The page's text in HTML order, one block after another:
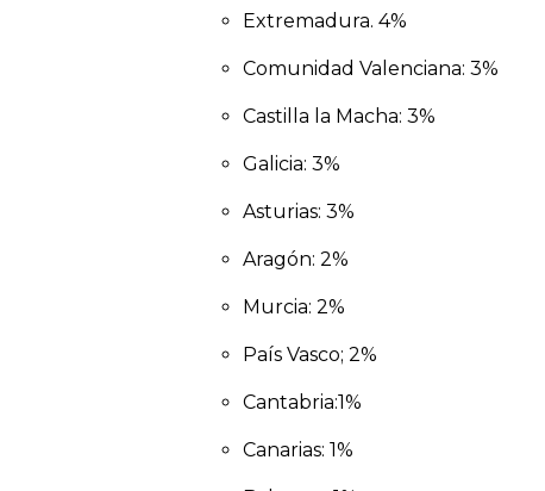
Extremadura. 4%
Comunidad Valenciana: 3%
Castilla la Macha: 3%
Galicia: 3%
Asturias: 3%
Aragón: 2%
Murcia: 2%
País Vasco; 2%
Cantabria:1%
Canarias: 1%